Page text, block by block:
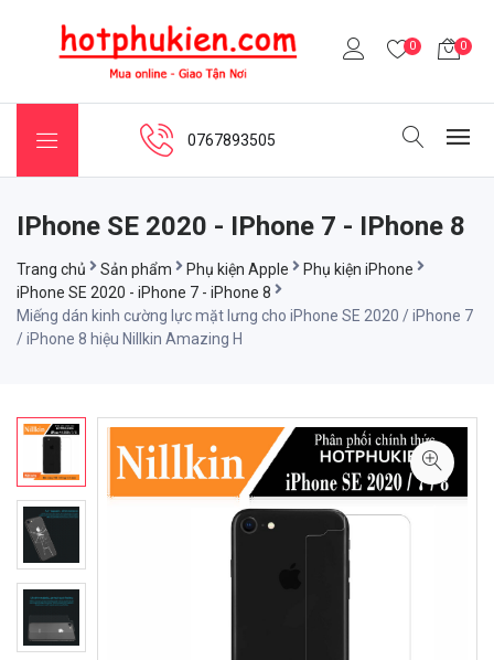
0 0
0767893505
IPhone SE 2020 - IPhone 7 - IPhone 8
Trang chủ Sản phẩm Phụ kiện Apple
Phụ kiện iPhone
iPhone SE 2020 - iPhone 7 - iPhone 8
Miếng dán kinh cường lực mặt lưng cho iPhone SE 2020 / iPhone 7
/ iPhone 8 hiệu Nillkin Amazing H